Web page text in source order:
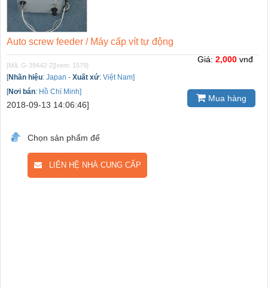
Auto screw feeder / Máy cấp vít tự động
[Mã: G-39442-2][xem: 1579]
[Nhãn hiệu: Japan - Xuất xứ: Việt Nam]
[Nơi bán: Hồ Chí Minh]
2018-09-13 14:06:46]
Giá: 2,000 vnđ
Mua hàng
Chọn sản phẩm để
LIÊN HỆ NHÀ CUNG CẤP